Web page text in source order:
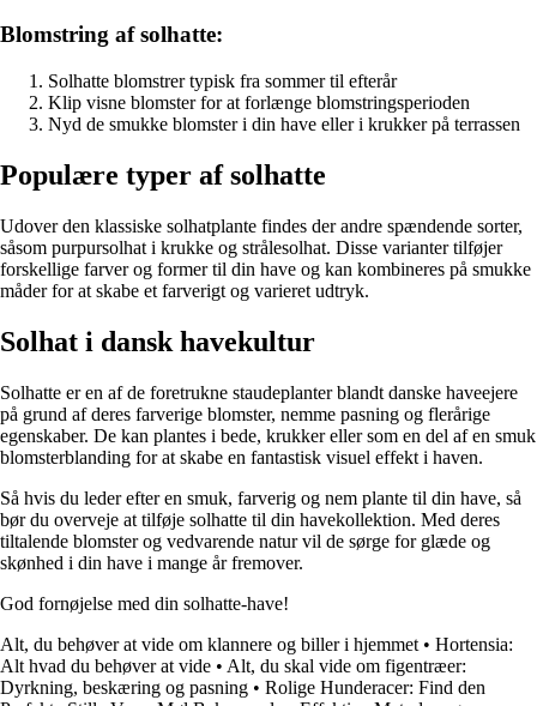
Blomstring af solhatte:
Solhatte blomstrer typisk fra sommer til efterår
Klip visne blomster for at forlænge blomstringsperioden
Nyd de smukke blomster i din have eller i krukker på terrassen
Populære typer af solhatte
Udover den klassiske solhatplante findes der andre spændende sorter,
såsom purpursolhat i krukke og strålesolhat. Disse varianter tilføjer
forskellige farver og former til din have og kan kombineres på smukke
måder for at skabe et farverigt og varieret udtryk.
Solhat i dansk havekultur
Solhatte er en af de foretrukne staudeplanter blandt danske haveejere
på grund af deres farverige blomster, nemme pasning og flerårige
egenskaber. De kan plantes i bede, krukker eller som en del af en smuk
blomsterblanding for at skabe en fantastisk visuel effekt i haven.
Så hvis du leder efter en smuk, farverig og nem plante til din have, så
bør du overveje at tilføje solhatte til din havekollektion. Med deres
tiltalende blomster og vedvarende natur vil de sørge for glæde og
skønhed i din have i mange år fremover.
God fornøjelse med din solhatte-have!
Alt, du behøver at vide om klannere og biller i hjemmet • Hortensia:
Alt hvad du behøver at vide • Alt, du skal vide om figentræer:
Dyrkning, beskæring og pasning • Rolige Hunderacer: Find den